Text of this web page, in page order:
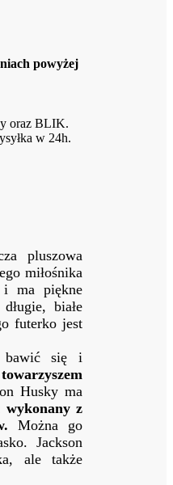
powyżej
oraz BLIK.
w 24h.
pluszowa
miłośnika
i ma piękne
białe
futerko jest
bawić się i
Husky ma
wykonany z
Można go
Jackson
ale także